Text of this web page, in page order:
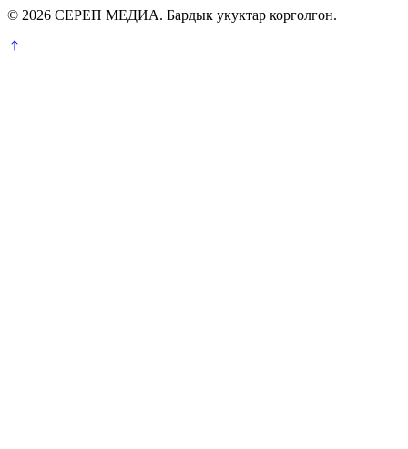
© 2026 СЕРЕП МЕДИА. Бардык укуктар корголгон.